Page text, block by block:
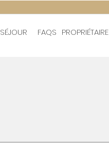
FAQS PROPRIÉTAIRE